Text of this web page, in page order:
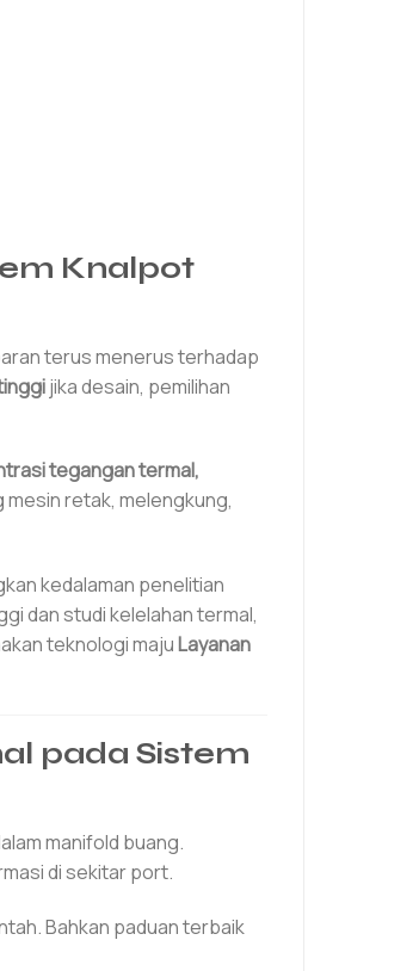
Knalpot
terus menerus terhadap
jika desain, pemilihan
tegangan termal,
mesin retak, melengkung,
kedalaman penelitian
dan studi kelelahan termal,
teknologi majuLayanan
pada Sistem
manifold buang.
di sekitar port.
Bahkan paduan terbaik